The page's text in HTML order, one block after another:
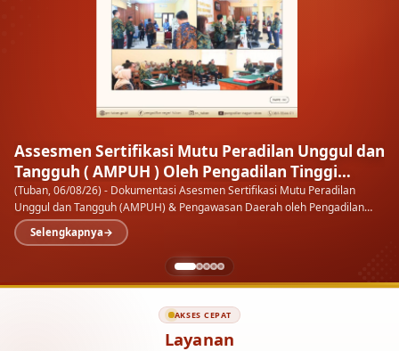
Assesmen Sertifikasi Mutu Peradilan Unggul dan
Tangguh ( AMPUH ) Oleh Pengadilan Tinggi
Surabaya
(Tuban, 06/08/26) - Dokumentasi Asesmen Sertifikasi Mutu Peradilan
Unggul dan Tangguh (AMPUH) & Pengawasan Daerah oleh Pengadilan
Tinggi Surabaya pada Pengadilan Negeri…
Selengkapnya
AKSES CEPAT
Layanan